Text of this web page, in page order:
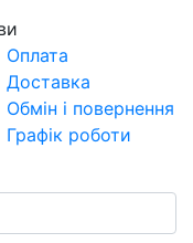
Оплата
Доставка
Обмін і повернення
Графік роботи